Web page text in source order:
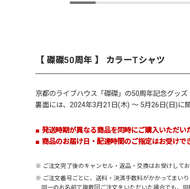
【 磔磔50周年 】 カラーTシャツ
京都のライブハウス「 磔磔」の50周年記念グッズ
裏面には、2024年3月21日(木) ～ 5月26日(日)に
■ 発送時期が異なる商品を同時にご購入いただい
■ 商品のお届け日・配達時間のご指定はお受けで
※ ご注文完了後のキャンセル・返品・交換はお受けして
※ ご注文番号ごとに、送料・決済手数料がかかってまい
同一のお名前で複数回ご注文をいただいた場合でも、同